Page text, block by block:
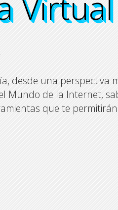
Virtual
Virtual
Virtual
desde una perspectiva
Mundo de la Internet,
que te